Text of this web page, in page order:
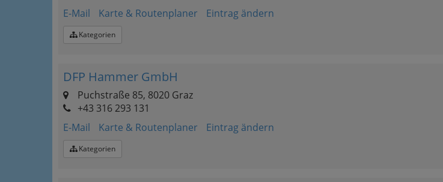
E-Mail
Karte & Routenplaner Eintrag ändern
Kategorien
DFP Hammer GmbH
Puchstraße 85, 8020 Graz
+43 316 293 131
E-Mail
Karte & Routenplaner Eintrag ändern
Kategorien